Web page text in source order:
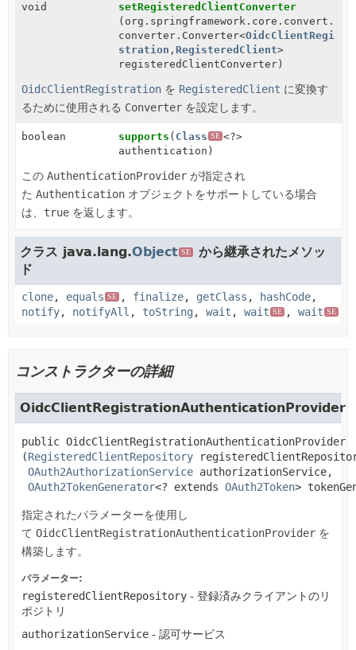
void
setRegisteredClientConverter
(org.springframework.core.convert.
converter.Converter<OidcClientRegi
stration , RegisteredClient>
registeredClientConverter)
OidcClientRegistration を RegisteredClient に変換す
るために使用される Converter を設定します。
boolean supports ( Class SE <?>
authentication)
この AuthenticationProvider が指定され
た Authentication オブジェクトをサポートしている場合
は、 true を返します。
クラス java.lang.Object SE
から継承されたメソッ
ド
clone, equals SE , finalize, getClass , hashCode,
notify, notifyAll , toString , wait , wait SE , wait SE
コンストラクターの詳細
OidcClientRegistrationAuthenticationProvider
public OidcClientRegistrationAuthenticationProvider
(RegisteredClientRepository
OAuth2AuthorizationService authorizationService,
OAuth2TokenGenerator<? extends OAuth2Token>
指定されたパラメーターを使用し
て OidcClientRegistrationAuthenticationProvider を
構築します。
パラメーター:
registeredClientRepository - 登録済みクライアントのリ
ポジトリ
authorizationService - 認可サービス